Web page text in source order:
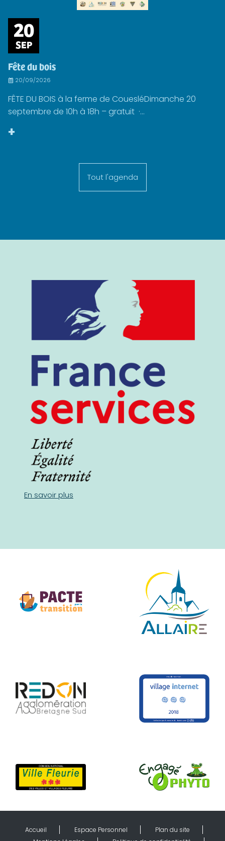
20
SEP
Fête du bois
20/09/2026
FÊTE DU BOIS à la ferme de CouesléDimanche 20
septembre de 10h à 18h – gratuit ·...
+
Tout l'agenda
En savoir plus
Accueil Espace Personnel
Plan du site